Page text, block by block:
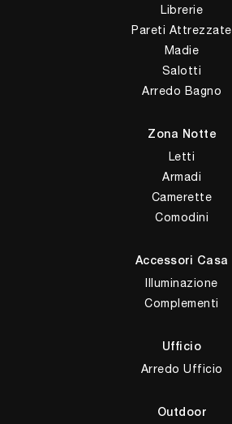
Librerie
Pareti Attrezzate
Madie
Salotti
Arredo Bagno
Zona Notte
Letti
Armadi
Camerette
Comodini
Accessori Casa
Illuminazione
Complementi
Ufficio
Arredo Ufficio
Outdoor